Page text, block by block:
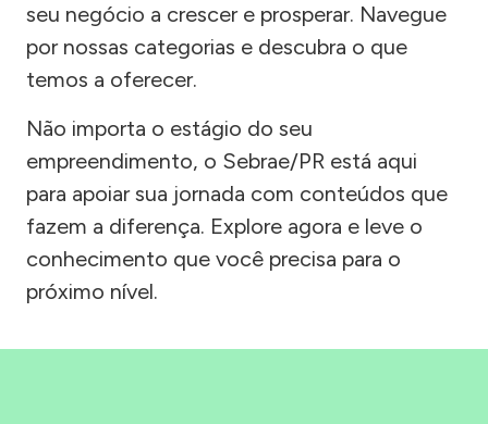
seu negócio a crescer e prosperar. Navegue
por nossas categorias e descubra o que
temos a oferecer.
Não importa o estágio do seu
empreendimento, o Sebrae/PR está aqui
para apoiar sua jornada com conteúdos que
fazem a diferença. Explore agora e leve o
conhecimento que você precisa para o
próximo nível.